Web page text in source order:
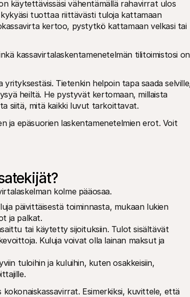
käytettävissäsi vähentämällä rahavirrat ulos
tuottaa riittävästi tuloja kattamaan
kertoo, pystytkö kattamaan velkasi tai
kassavirtalaskentamenetelmän tilitoimistosi on
Tietenkin helpoin tapa saada
heiltä. He pystyvät kertomaan, millaista
siitä, mitä kaikki luvut tarkoittavat.
ja epäsuorien laskentamenetelmien erot. Voit
kolme pääosaa.
päivittäisestä toiminnasta, mukaan lukien
ja palkat.
tai käytetty sijoituksiin. Tulot sisältävät
Kuluja voivat olla lainan maksut ja
tuloihin ja kuluihin, kuten osakkeisiin,
Esimerkiksi, kuvittele, että